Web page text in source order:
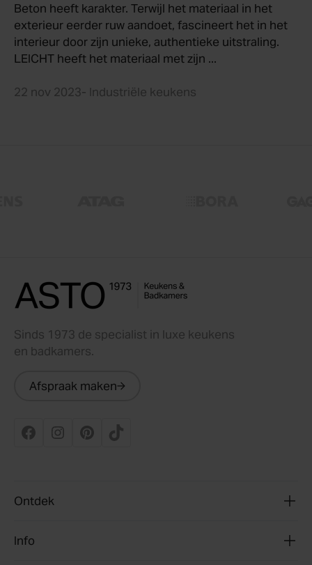
Beton heeft karakter. Terwijl het materiaal in het
exterieur eerder ruw aandoet, fascineert het in het
interieur door zijn unieke, authentieke uitstraling.
LEICHT heeft het materiaal met zijn ...
22 nov 2023- Industriële keukens
Sinds 1973 de specialist in luxe keukens
en badkamers.
Afspraak maken
Ontdek
Info